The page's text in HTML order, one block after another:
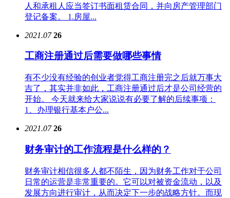
人和承租人应当签订书面租赁合同，并向房产管理部门
登记备案。 1.房屋...
2021.07 26
工商注册通过后需要做哪些事情
有不少没有经验的创业者觉得工商注册完之后就万事大
吉了，其实并非如此，工商注册通过后才是公司经营的
开始。 今天就来给大家说说有必要了解的后续事项：
1、办理银行基本户公...
2021.07 26
财务审计的工作流程是什么样的？
财务审计相信很多人都不陌生，因为财务工作对于公司
日常的运营是非常重要的。它可以对被资金流动，以及
发展方向进行审计，从而决定下一步的战略方针。而现